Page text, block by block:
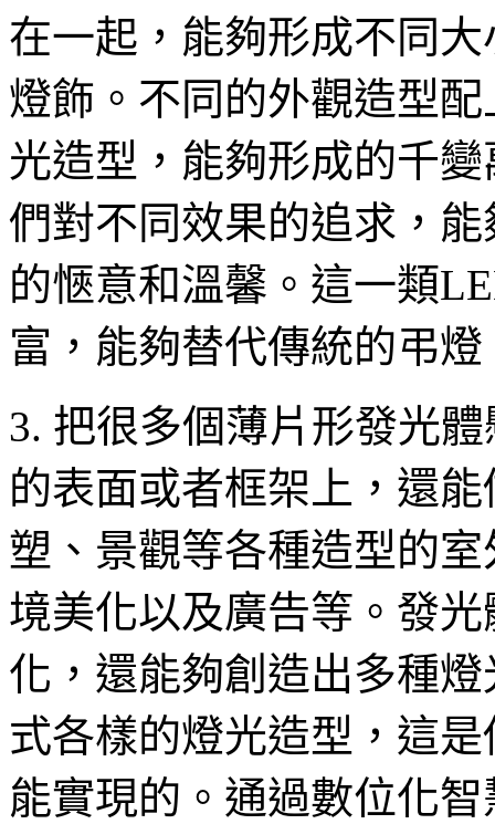
在一起，能夠形成不同
燈飾。不同的外觀造型
光造型，能夠形成的千
們對不同效果的追求，
的愜意和溫馨。這一類
富，能夠替代傳統的弔
3. 把很多個薄片形發光
的表面或者框架上，還
塑、景觀等各種造型的
境美化以及廣告等。發
化，還能夠創造出多種
式各樣的燈光造型，這
能實現的。通過數位化